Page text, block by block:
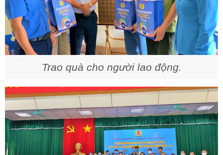
Trao quà cho người lao động.